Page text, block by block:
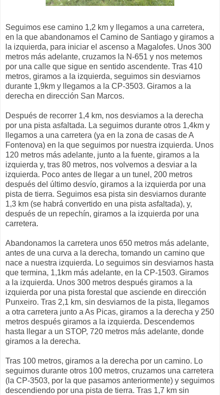
Seguimos ese camino 1,2 km y llegamos a una carretera,
en la que abandonamos el Camino de Santiago y giramos a
la izquierda, para iniciar el ascenso a Magalofes. Unos 300
metros más adelante, cruzamos la N-651 y nos metemos
por una calle que sigue en sentido ascendente. Tras 410
metros, giramos a la izquierda, seguimos sin desviarnos
durante 1,9km y llegamos a la CP-3503. Giramos a la
derecha en dirección San Marcos.
Después de recorrer 1,4 km, nos desviamos a la derecha
por una pista asfaltada. La seguimos durante otros 1,4km y
llegamos a una carretera (ya en la zona de casas de A
Fontenova) en la que seguimos por nuestra izquierda. Unos
120 metros más adelante, junto a la fuente, giramos a la
izquierda y, tras 80 metros, nos volvemos a desviar a la
izquierda. Poco antes de llegar a un tunel, 200 metros
después del último desvío, giramos a la izquierda por una
pista de tierra. Seguimos esa pista sin desviarnos durante
1,3 km (se habrá convertido en una pista asfaltada), y,
después de un repechín, giramos a la izquierda por una
carretera.
Abandonamos la carretera unos 650 metros más adelante,
antes de una curva a la derecha, tomando un camino que
nace a nuestra izquierda. Lo seguimos sin desviarnos hasta
que termina, 1,1km más adelante, en la CP-1503. Giramos
a la izquierda. Unos 300 metros después giramos a la
izquierda por una pista forestal que asciende en dirección
Punxeiro. Tras 2,1 km, sin desviarnos de la pista, llegamos
a otra carretera junto a As Picas, giramos a la derecha y 250
metros después giramos a la izquierda. Descendemos
hasta llegar a un STOP, 720 metros más adelante, donde
giramos a la derecha.
Tras 100 metros, giramos a la derecha por un camino. Lo
seguimos durante otros 100 metros, cruzamos una carretera
(la CP-3503, por la que pasamos anteriormente) y seguimos
descendiendo por una pista de tierra. Tras 1,7 km sin